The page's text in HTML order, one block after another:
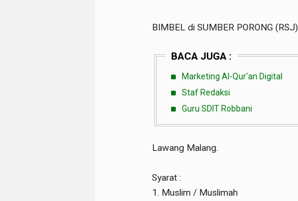
BIMBEL di SUMBER PORONG (RSJ)
BACA JUGA :
Marketing Al-Qur'an Digital
Staf Redaksi
Guru SDIT Robbani
Lawang Malang.
Syarat :
1. Muslim / Muslimah